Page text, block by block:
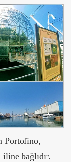
Portofino,
iline bağlıdır.